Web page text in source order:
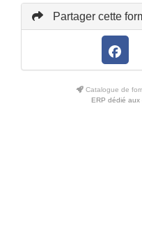
Partager cette
Catalogue de
ERP dédié aux